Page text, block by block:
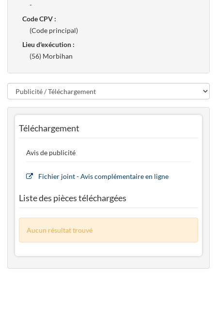
-
Code CPV :
(Code principal)
Lieu d'exécution :
(56) Morbihan
Téléchargement
Avis de publicité
Fichier joint - Avis complémentaire en ligne
Liste des pièces téléchargées
Aucun résultat trouvé